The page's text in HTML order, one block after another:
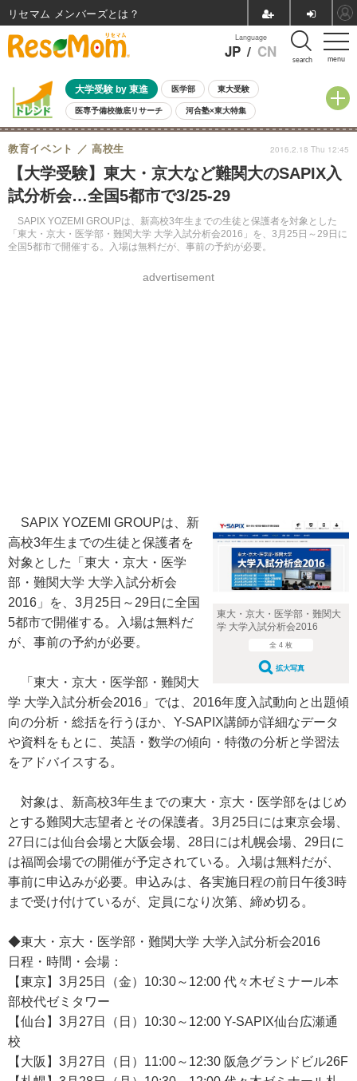
menu
Language
JP / CN search
大学受験 by 東進 医学部 東大受験
医専予備校徹底リサーチ 河合塾×東大特集
親子で考える大学選び 高校受験 中学受験 小学校受験
共通テスト 夏休み
8月開催イベント・WS 全国公立高校 過去問 人気記事
自由研究教材（小学生向け） 自由研究教材（中学生向け）
【大学受験】東大・京大など難関大のSAPIX入
試分析会…全国5都市で3/25-29
SAPIX YOZEMI GROUPは、新高校3年生までの生徒と保護者を対象とした
「東大・京大・医学部・難関大学 大学入試分析会2016」を、3月25日～29日に
全国5都市で開催する。入場は無料だが、事前の予約が必要。
教育イベント 高校生
advertisement
2016.2.18 Thu 12:45
東大・京大・医学部・難関大
学 大学入試分析会2016
全 4 枚
拡大写真
SAPIX YOZEMI GROUPは、新
高校3年生までの生徒と保護者を
対象とした「東大・京大・医学
部・難関大学 大学入試分析会
2016」を、3月25日～29日に全国
5都市で開催する。入場は無料だ
が、事前の予約が必要。
「東大・京大・医学部・難関大
学 大学入試分析会2016」では、2016年度入試動向と出題傾
向の分析・総括を行うほか、Y-SAPIX講師が詳細なデータ
や資料をもとに、英語・数学の傾向・特徴の分析と学習法
をアドバイスする。
対象は、新高校3年生までの東大・京大・医学部をはじめ
とする難関大志望者とその保護者。3月25日には東京会場、
27日には仙台会場と大阪会場、28日には札幌会場、29日に
は福岡会場での開催が予定されている。入場は無料だが、
事前に申込みが必要。申込みは、各実施日程の前日午後3時
まで受け付けているが、定員になり次第、締め切る。
◆東大・京大・医学部・難関大学 大学入試分析会2016
日程・時間・会場：
【東京】3月25日（金）10:30～12:00 代々木ゼミナール本
部校代ゼミタワー
【仙台】3月27日（日）10:30～12:00 Y-SAPIX仙台広瀬通
校
【大阪】3月27日（日）11:00～12:30 阪急グランドビル26F
リセマム メンバーズ